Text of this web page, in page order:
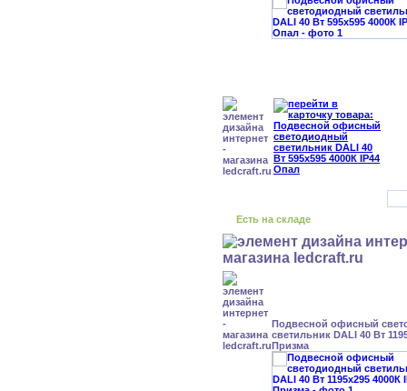
Есть на складе
Подвесной офисный
светильник DALI 40 Вт
Призма